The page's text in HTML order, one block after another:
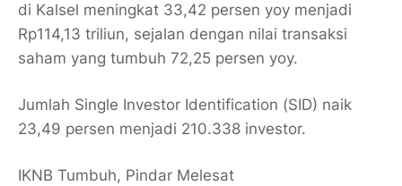
di Kalsel meningkat 33,42 persen yoy menjadi
Rp114,13 triliun, sejalan dengan nilai transaksi
saham yang tumbuh 72,25 persen yoy.
Jumlah Single Investor Identification (SID) naik
23,49 persen menjadi 210.338 investor.
IKNB Tumbuh, Pindar Melesat